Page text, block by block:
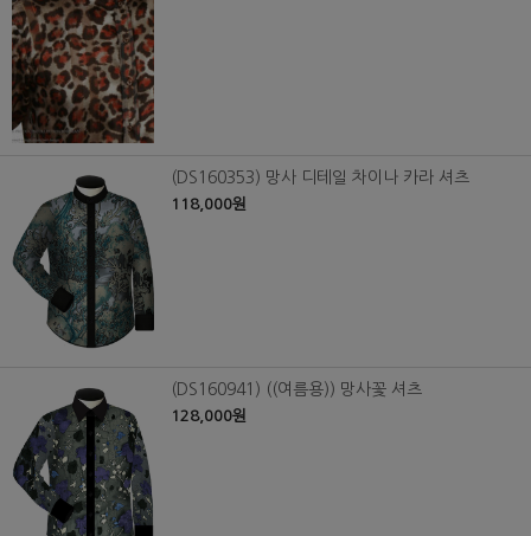
(DS160353) 망사 디테일 차이나 카라 셔츠
118,000원
(DS160941) ((여름용)) 망사꽃 셔츠
128,000원